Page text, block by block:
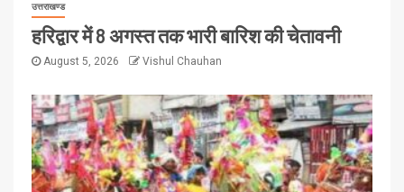
उत्तराखण्ड
हरिद्वार में 8 अगस्त तक भारी बारिश की चेतावनी
August 5, 2026 Vishul Chauhan